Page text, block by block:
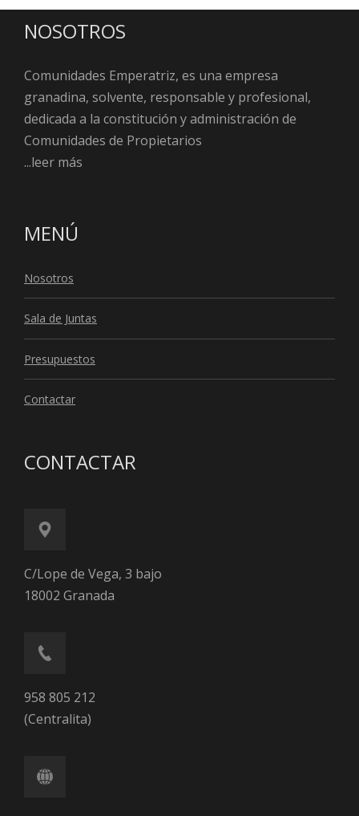
NOSOTROS
Comunidades Emperatriz, es una empresa
granadina, solvente, responsable y profesional,
dedicada a la constitución y administración de
Comunidades de Propietarios
...leer más
MENÚ
Nosotros
Sala de Juntas
Presupuestos
Contactar
CONTACTAR
C/Lope de Vega, 3 bajo
18002 Granada
958 805 212
(Centralita)